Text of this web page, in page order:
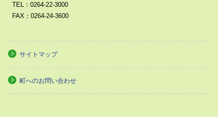
TEL：0264-22-3000
FAX：0264-24-3600
サイトマップ
町へのお問い合わせ